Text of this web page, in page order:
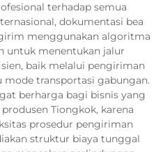
terhadap semua
dokumentasi bea
menggunakan algoritma
untuk menentukan jalur
baik melalui pengiriman
mode transportasi gabungan.
berharga bagi bisnis yang
Tiongkok, karena
prosedur pengiriman
struktur biaya tunggal